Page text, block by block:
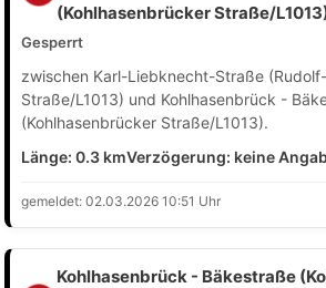
(Kohlhasenbrücker Straße/
Gesperrt
zwischen Karl-Liebknecht-Straße
Straße/L1013) und Kohlhasenbrück -
(Kohlhasenbrücker Straße/L1013).
Länge: 0.3 kmVerzögerung: keine
gemeldet: 02.03.2026 10:51 Uhr
Kohlhasenbrück - Bäkestraße